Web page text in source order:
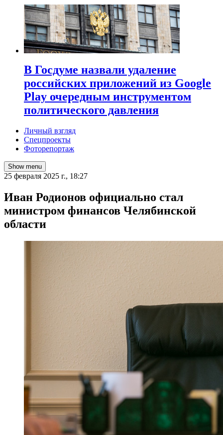
В Госдуме назвали удаление
российских приложений из Google
Play очередным инструментом
политического давления
Личный взгляд
Спецпроекты
Фоторепортаж
Show menu
25 февраля 2025 г., 18:27
Иван Родионов официально стал
министром финансов Челябинской
области